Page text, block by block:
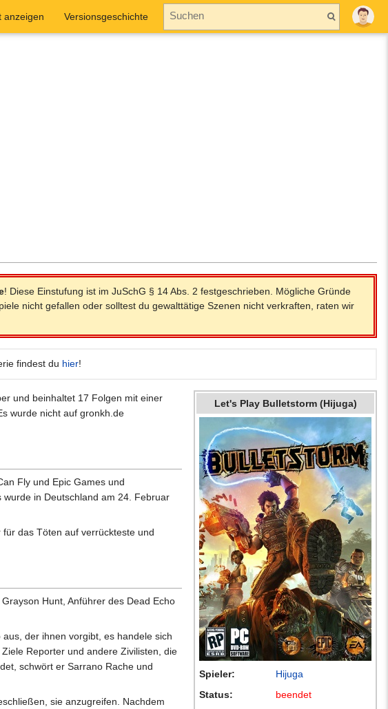
! Diese Einstufung ist im JuSchG § 14 Abs. 2 festgeschrieben. Mögliche Gründe
nicht gefallen oder solltest du gewalttätige Szenen nicht verkraften, raten wir
findest du hier!
Let's Play Bulletstorm (Hijuga)
Spieler:
Hijuga
Status:
beendet
und beinhaltet 17 Folgen mit einer
wurde nicht auf gronkh.de
Fly und Epic Games und
in Deutschland am 24. Februar
das Töten auf verrückteste und
Hunt, Anführer des Dead Echo
der ihnen vorgibt, es handele sich
Reporter und andere Zivilisten, die
schwört er Sarrano Rache und
sie anzugreifen. Nachdem
anzeigen Versionsgeschichte